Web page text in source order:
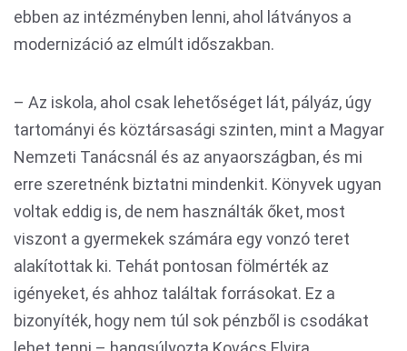
ebben az intézményben lenni, ahol látványos a
modernizáció az elmúlt időszakban.
– Az iskola, ahol csak lehetőséget lát, pályáz, úgy
tartományi és köztársasági szinten, mint a Magyar
Nemzeti Tanácsnál és az anyaországban, és mi
erre szeretnénk biztatni mindenkit. Könyvek ugyan
voltak eddig is, de nem használták őket, most
viszont a gyermekek számára egy vonzó teret
alakítottak ki. Tehát pontosan fölmérték az
igényeket, és ahhoz találtak forrásokat. Ez a
bizonyíték, hogy nem túl sok pénzből is csodákat